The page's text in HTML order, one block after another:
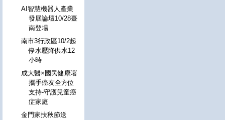
AI智慧機器人產業
發展論壇10/28臺
南登場
南市3行政區10/2起
停水壓降供水12
小時
成大醫×國民健康署
攜手癌友全方位
支持-守護兒童癌
症家庭
金門家扶秋節送